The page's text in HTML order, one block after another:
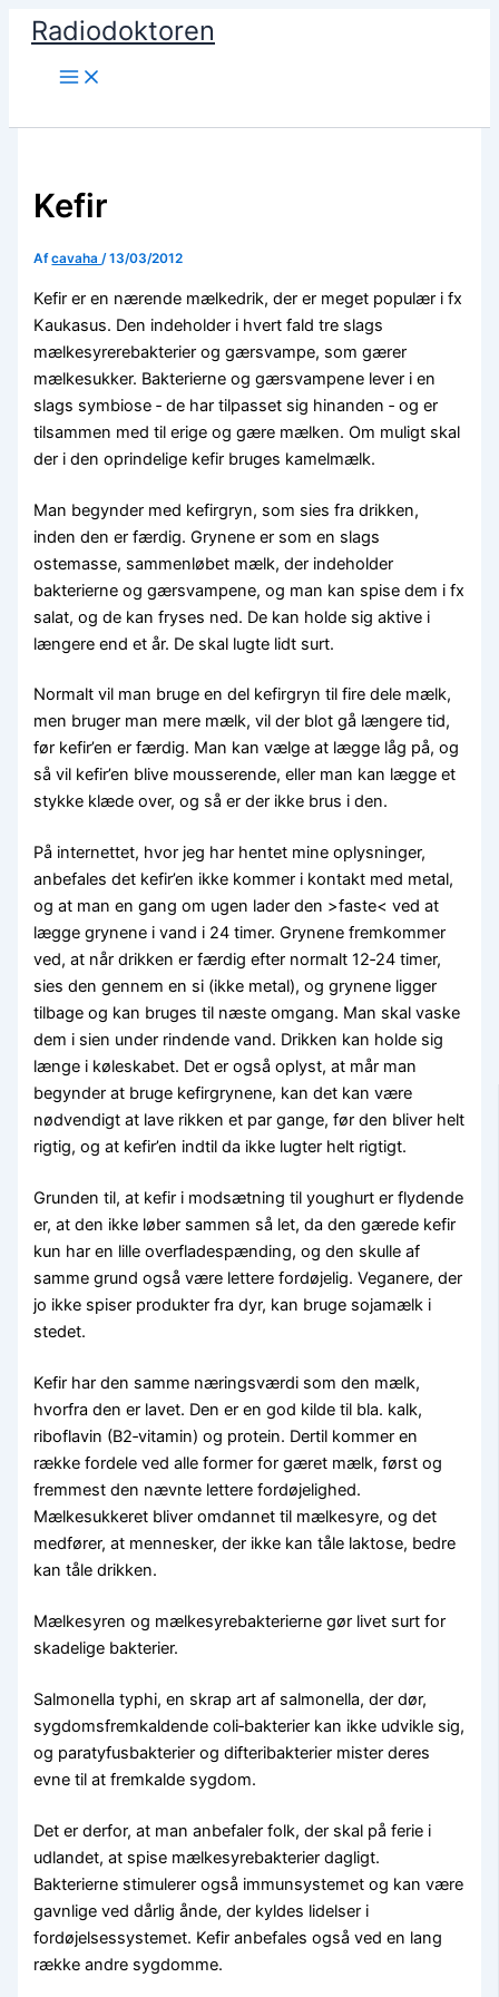
indholdet
Radiodoktoren
Kefir
Afcavaha/13/03/2012
Kefir er en nærende mælkedrik, der er meget populær i fx
Kaukasus. Den indeholder i hvert fald tre slags
mælkesyrerebakterier og gærsvampe, som gærer
mælkesukker. Bakterierne og gærsvampene lever i en
slags symbiose ‑ de har tilpasset sig hinanden ‑ og er
tilsammen med til erige og gære mælken. Om muligt skal
der i den oprindelige kefir bruges kamelmælk.
Man begynder med kefirgryn, som sies fra drikken,
inden den er færdig. Grynene er som en slags
ostemasse, sammenløbet mælk, der indeholder
bakterierne og gærsvampene, og man kan spise dem i fx
salat, og de kan fryses ned. De kan holde sig aktive i
længere end et år. De skal lugte lidt surt.
Normalt vil man bruge en del kefirgryn til fire dele mælk,
men bruger man mere mælk, vil der blot gå længere tid,
før kefir’en er færdig. Man kan vælge at lægge låg på, og
så vil kefir’en blive mousserende, eller man kan lægge et
stykke klæde over, og så er der ikke brus i den.
På internettet, hvor jeg har hentet mine oplysninger,
anbefales det kefir’en ikke kommer i kontakt med metal,
og at man en gang om ugen lader den >faste< ved at
lægge grynene i vand i 24 timer. Grynene fremkommer
ved, at når drikken er færdig efter normalt 12‑24 timer,
sies den gennem en si (ikke metal), og grynene ligger
tilbage og kan bruges til næste omgang. Man skal vaske
dem i sien under rindende vand. Drikken kan holde sig
længe i køleskabet. Det er også oplyst, at mår man
begynder at bruge kefirgrynene, kan det kan være
nødvendigt at lave rikken et par gange, før den bliver helt
rigtig, og at kefir’en indtil da ikke lugter helt rigtigt.
Grunden til, at kefir i modsætning til youghurt er flydende
er, at den ikke løber sammen så let, da den gærede kefir
kun har en lille overfladespænding, og den skulle af
samme grund også være lettere fordøjelig. Veganere, der
jo ikke spiser produkter fra dyr, kan bruge sojamælk i
stedet.
Kefir har den samme næringsværdi som den mælk,
hvorfra den er lavet. Den er en god kilde til bla. kalk,
riboflavin (B2‑vitamin) og protein. Dertil kommer en
række fordele ved alle former for gæret mælk, først og
fremmest den nævnte lettere fordøjelighed.
Mælkesukkeret bliver omdannet til mælkesyre, og det
medfører, at mennesker, der ikke kan tåle laktose, bedre
kan tåle drikken.
Mælkesyren og mælkesyrebakterierne gør livet surt for
skadelige bakterier.
Salmonella typhi, en skrap art af salmonella, der dør,
sygdomsfremkaldende coli‑bakterier kan ikke udvikle sig,
og paratyfusbakterier og difteribakterier mister deres
evne til at fremkalde sygdom.
Det er derfor, at man anbefaler folk, der skal på ferie i
udlandet, at spise mælkesyrebakterier dagligt.
Bakterierne stimulerer også immunsystemet og kan være
gavnlige ved dårlig ånde, der kyldes lidelser i
fordøjelsessystemet. Kefir anbefales også ved en lang
række andre sygdomme.